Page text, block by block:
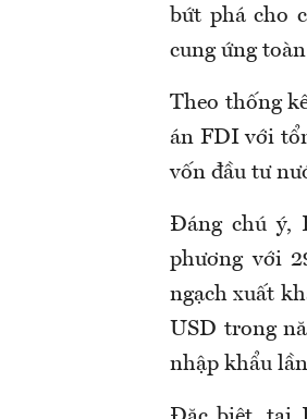
bứt phá cho
cung ứng
Theo thống
án FDI với
vốn đầu tư
Đáng chú ý,
phương với
ngạch xuất
USD trong
nhập khẩu